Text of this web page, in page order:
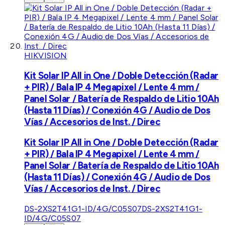
HIKVISION
Kit Solar IP All in One / Doble Detección (Radar
+ PIR) / Bala IP 4 Megapixel / Lente 4 mm /
Panel Solar / Batería de Respaldo de Litio 10Ah
(Hasta 11 Días) / Conexión 4G / Audio de Dos
Vías / Accesorios de Inst. / Direc
Kit Solar IP All in One / Doble Detección (Radar
+ PIR) / Bala IP 4 Megapixel / Lente 4 mm /
Panel Solar / Batería de Respaldo de Litio 10Ah
(Hasta 11 Días) / Conexión 4G / Audio de Dos
Vías / Accesorios de Inst. / Direc
DS-2XS2T41G1-ID/4G/C05S07DS-2XS2T41G1-
ID/4G/C05S07